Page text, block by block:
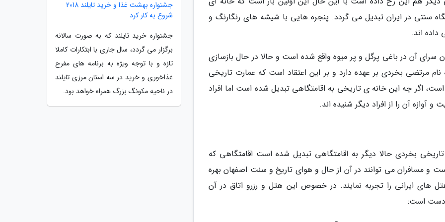
سنتی در ایران تبدیل می گردد. پنجره هایی با شیشه های رنگارنگ و
داده اند.
آن در باغی پرگل و پر میوه واقع شده است و حالا در حال بازسازی
مرتضی بخردی بر عهده دارد و بر این اعتقاد است که عمارت تاریخی
اگر چه این خانه ی تاریخی به اقامتگاهی تبدیل شده است اما افراد
آوازه آن را از افراد دیگر شنیده اند.
بخردی حالا دیگر به اقامتگاهی تبدیل شده است اقامتگاهی که
و مسافران می توانند در آن از حال و هوای تاریخ و سنت اصفهان بهره
های ایرانی را تجربه نمایند. در خصوص این هتل و رزرو اتاق در آن
دست است:
جشنواره بهشت غذا و خرید تایلند 2018
شروع به کار کرد
جشنواره خرید تایلند که به صورت سالانه
برگزار می گردد، سال جاری با ابتکارات کاملا
تازه و با توجه ویژه به برنامه های مفرح
غذاخوری و خرید در سه استان مرزی تایلند
در ناحیه مکونگ بزرگ همراه خواهد بود.